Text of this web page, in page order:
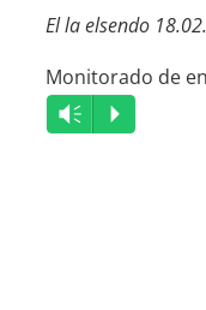
El la elsendo
Monitorado de
Audio
Player
Vm P